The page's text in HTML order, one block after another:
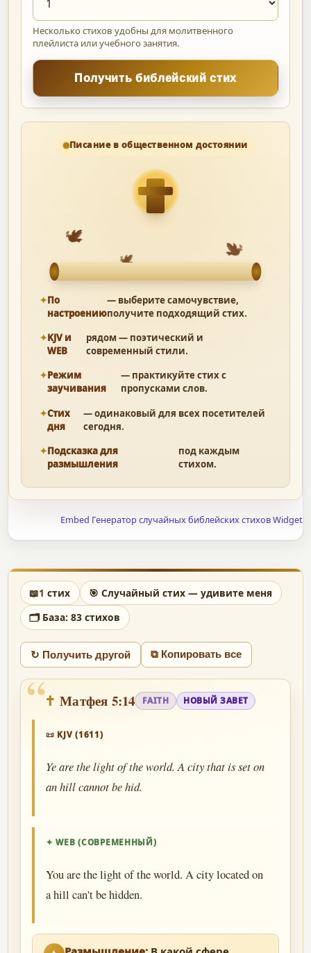
Несколько стихов удобны для молитвенного
плейлиста или учебного занятия.
Получить библейский стих
Писание в общественном достоянии
🕊 🕊
🕊
По
настроению
— выберите самочувствие,
получите подходящий стих.
KJV и
WEB
рядом — поэтический и
современный стили.
Режим
заучивания
— практикуйте стих с
пропусками слов.
Стих
дня
— одинаковый для всех посетителей
сегодня.
Подсказка для
размышления
под каждым
стихом.
Embed Генератор случайных библейских стихов Widget
📖1 стих
🎯 Случайный стих — удивите меня
🗂 База: 83 стихов
↻ Получить другой ⧉ Копировать все
“ Матфея 5:14 FAITH НОВЫЙ ЗАВЕТ
📜 KJV (1611)
Ye are the light of the world. A city that is set on
an hill cannot be hid.
✦ WEB (СОВРЕМЕННЫЙ)
You are the light of the world. A city located on
a hill can't be hidden.